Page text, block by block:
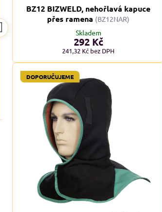
BZ12 BIZWELD, nehořlavá kapuce
přes ramena (BZ12NAR)
Skladem
292 Kč
241,32 Kč bez DPH
DOPORUČUJEME
8%
Malfini BASIC 129, pánské Adler
tričko - tmavé odstíny
Skladem
od 109 Kč
od 90,08 Kčbez DPH